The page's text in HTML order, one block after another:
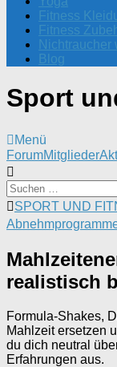
Fitness
Fitness
Nichtraucher
Blog
Sport
Menü
Forum-
Navigation
ForumMitglieder
Forum-
Breadcrumbs
-
bist
hier:
SPORT UND
realistisch
Formula-Shakes,
Mahlzeit ersetzen
du dich neutral
Erfahrungen aus.